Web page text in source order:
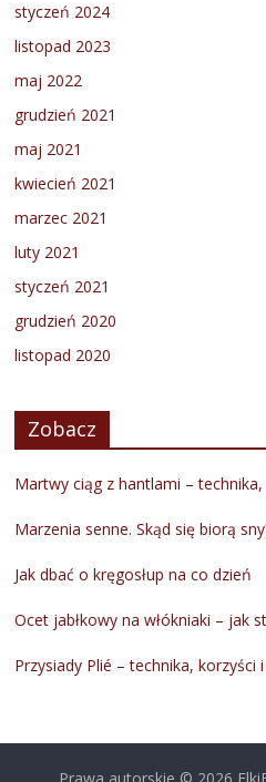
styczeń 2024
listopad 2023
maj 2022
grudzień 2021
maj 2021
kwiecień 2021
marzec 2021
luty 2021
styczeń 2021
grudzień 2020
listopad 2020
Zobacz
Martwy ciąg z hantlami –
Marzenia senne. Skąd się biorą
Jak dbać o kręgosłup na co dzień
Ocet jabłkowy na włókniaki – jak
Przysiady Plié – technika, korzyści